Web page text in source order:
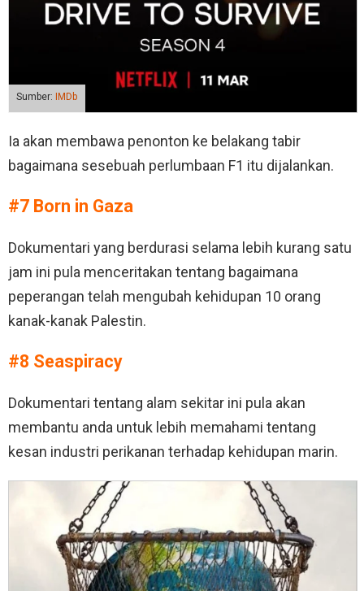
Sumber: IMDb
Ia akan membawa penonton ke belakang tabir
bagaimana sesebuah perlumbaan F1 itu dijalankan.
#7 Born in Gaza
Dokumentari yang berdurasi selama lebih kurang satu
jam ini pula menceritakan tentang bagaimana
peperangan telah mengubah kehidupan 10 orang
kanak-kanak Palestin.
#8 Seaspiracy
Dokumentari tentang alam sekitar ini pula akan
membantu anda untuk lebih memahami tentang
kesan industri perikanan terhadap kehidupan marin.